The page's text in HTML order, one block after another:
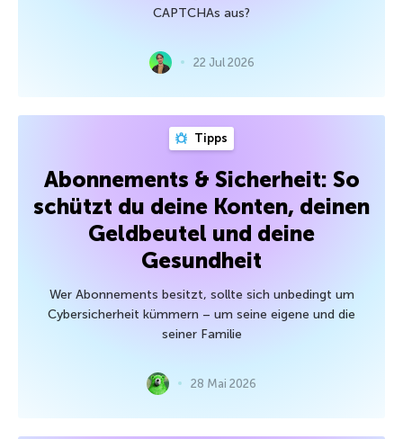
CAPTCHAs aus?
22 Jul 2026
Tipps
Abonnements & Sicherheit: So
schützt du deine Konten, deinen
Geldbeutel und deine
Gesundheit
Wer Abonnements besitzt, sollte sich unbedingt um
Cybersicherheit kümmern – um seine eigene und die
seiner Familie
28 Mai 2026